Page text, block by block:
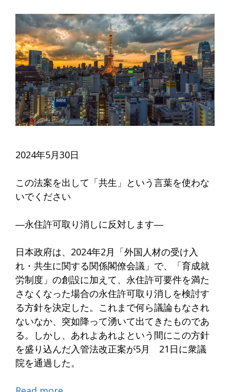
2024年5月30日
この法案を出して「共生」という言葉を使わな
いでください
―永住許可取り消しに反対します―
日本政府は、2024年2月「外国人材の受け入
れ・共生に関する関係閣僚会議」で、「育成就
労制度」の創設に加えて、永住許可要件を満た
さなくなった場合の永住許可取り消しを検討す
る方針を決定した。これまで何ら議論もなされ
ないなか、突如降って湧いて出てきたものであ
る。しかし、あれよあれよという間にこの方針
を盛り込んだ入管法改正案が5月 21日に衆議
院を通過した。